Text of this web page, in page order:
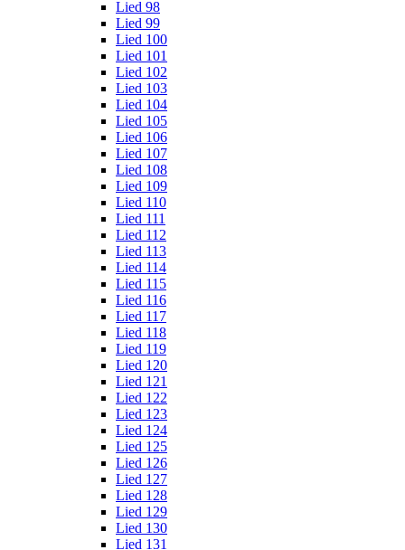
Lied 98
Lied 99
Lied 100
Lied 101
Lied 102
Lied 103
Lied 104
Lied 105
Lied 106
Lied 107
Lied 108
Lied 109
Lied 110
Lied 111
Lied 112
Lied 113
Lied 114
Lied 115
Lied 116
Lied 117
Lied 118
Lied 119
Lied 120
Lied 121
Lied 122
Lied 123
Lied 124
Lied 125
Lied 126
Lied 127
Lied 128
Lied 129
Lied 130
Lied 131